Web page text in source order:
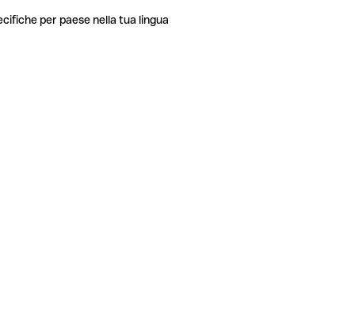
per paese nella tua lingua